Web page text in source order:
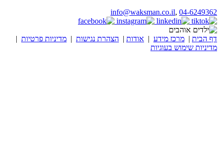
info@waksman.co.il, 04-6249362
דף הבית | מרכז מידע | אודות | הצהרת נגישות | מדיניות פרטיות |
מדיניות שימוש בעוגיות